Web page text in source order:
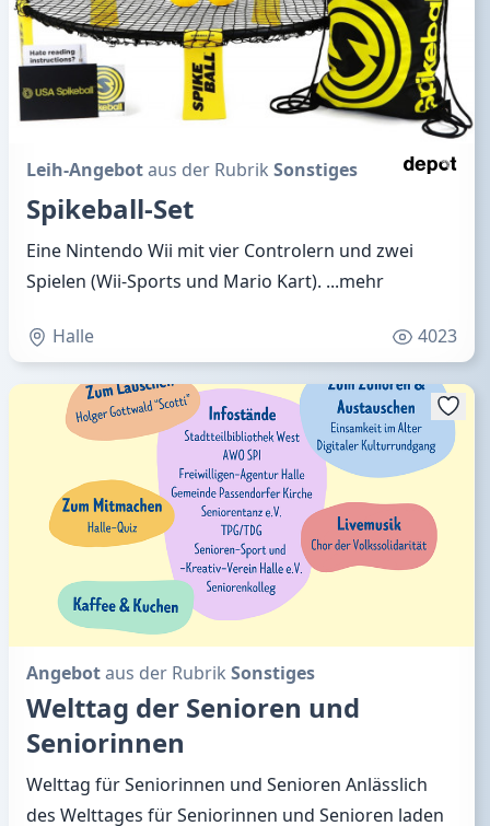
Leih-Angebotaus der Rubrik Sonstiges
Spikeball-Set
Eine Nintendo Wii mit vier Controlern und zwei
Spielen (Wii-Sports und Mario Kart). ...mehr
Halle 4023
Angebotaus der Rubrik Sonstiges
Welttag der Senioren und
Seniorinnen
Welttag für Seniorinnen und Senioren Anlässlich
des Welttages für Seniorinnen und Senioren laden